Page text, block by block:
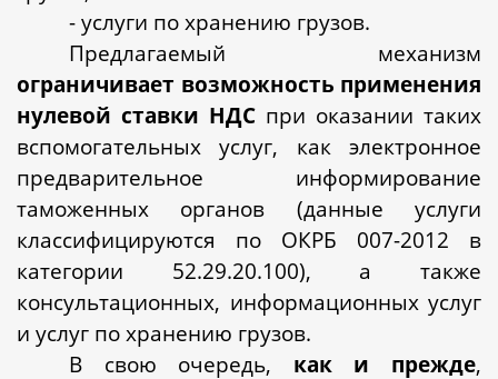
- услуги по хранению грузов.
Предлагаемый механизм
ограничивает возможность применения
нулевой ставки НДС при оказании таких
вспомогательных услуг, как электронное
предварительное информирование
таможенных органов (данные услуги
классифицируются по ОКРБ 007-2012 в
категории 52.29.20.100), а также
консультационных, информационных услуг
и услуг по хранению грузов.
В свою очередь, как и прежде,